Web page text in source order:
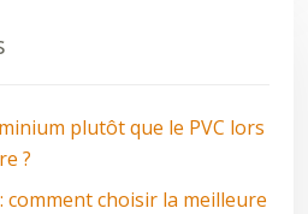
plutôt que le PVC lors
?
choisir la meilleure